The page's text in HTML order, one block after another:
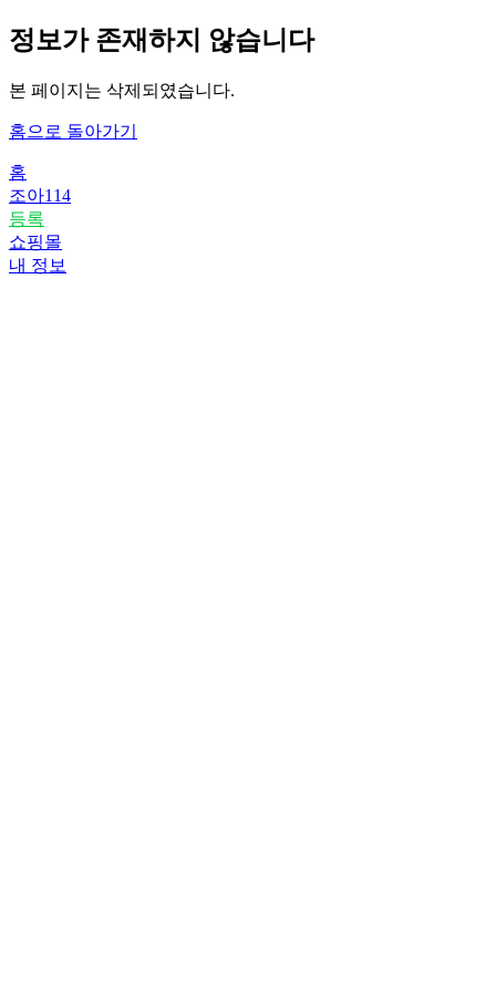
정보가 존재하지 않습니다
본 페이지는 삭제되였습니다.
홈으로 돌아가기
홈
조아114
등록
쇼핑몰
내 정보